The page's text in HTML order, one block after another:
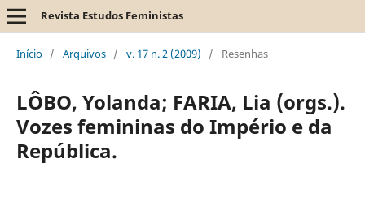
Revista Estudos Feministas
Início / Arquivos / v. 17 n. 2 (2009) / Resenhas
LÔBO, Yolanda; FARIA, Lia (orgs.).
Vozes femininas do Império e da
República.